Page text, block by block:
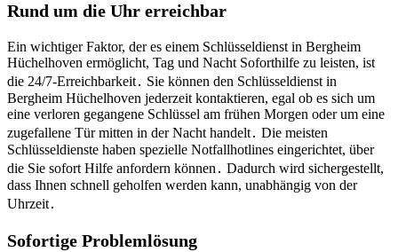
Rund um die Uhr erreichbar
Ein wichtiger Faktor, der es einem Schlüsseldienst in Bergheim
Hüchelhoven ermöglicht, Tag und Nacht Soforthilfe zu leisten, ist
die 24/7-Erreichbarkeit․ Sie können den Schlüsseldienst in
Bergheim Hüchelhoven jederzeit kontaktieren, egal ob es sich um
eine verloren gegangene Schlüssel am frühen Morgen oder um eine
zugefallene Tür mitten in der Nacht handelt․ Die meisten
Schlüsseldienste haben spezielle Notfallhotlines eingerichtet, über
die Sie sofort Hilfe anfordern können․ Dadurch wird sichergestellt,
dass Ihnen schnell geholfen werden kann, unabhängig von der
Uhrzeit․
Sofortige Problemlösung